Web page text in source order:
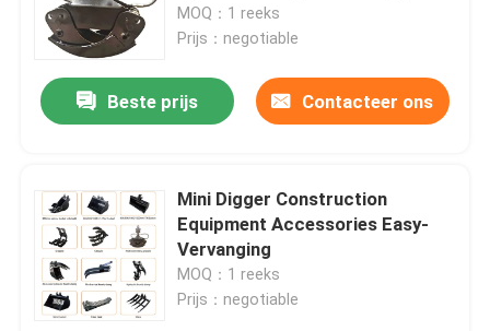
Accessories
MOQ：1 reeks
Prijs：negotiable
Beste prijs Contacteer ons
Mini Digger Construction
Equipment Accessories Easy-
Vervanging
MOQ：1 reeks
Prijs：negotiable